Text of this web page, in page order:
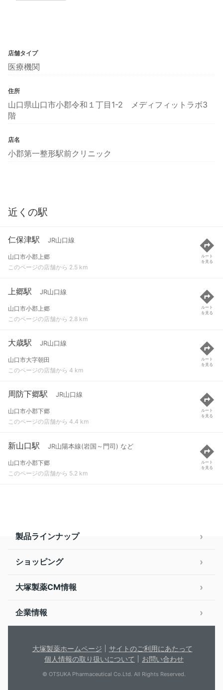
店舗タイプ
医療機関
住所
山口県山口市小郡令和１丁目1-2 メディフィットラボ3
階
店名
小郡第一整形駅前クリニック
近くの駅
仁保津駅 JR山口線
山口市小郡上郷
このページの店舗から 2.5 km
ルート
を見る
上郷駅 JR山口線
山口市小郡上郷
このページの店舗から 2.8 km
ルート
を見る
大歳駅 JR山口線
山口市大字朝田
このページの店舗から 4 km
ルート
を見る
周防下郷駅 JR山口線
山口市小郡下郷
このページの店舗から 4.4 km
ルート
を見る
新山口駅 JR山陽本線(岩国～門司) など
山口市小郡下郷
このページの店舗から 5.2 km
ルート
を見る
製品ラインナップ
ショッピング
大塚製薬CM情報
企業情報
大塚製薬ホームページ
サイトのご利用にあたって
個人情報の取り扱いについて
お問い合わせ
© OTSUKA Pharmaceutical Co.Ltd. All Rights Reserved.